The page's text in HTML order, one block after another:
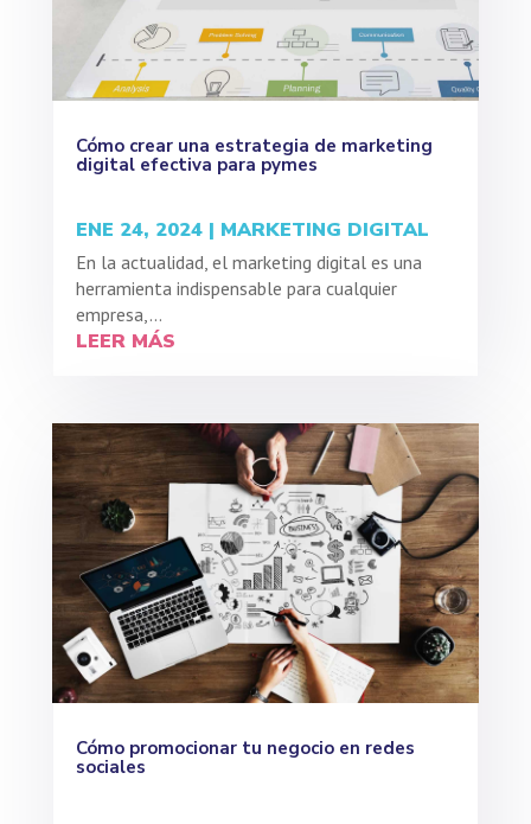
Cómo crear una estrategia de marketing
digital efectiva para pymes
ENE 24, 2024| MARKETING DIGITAL
En la actualidad, el marketing digital es una
herramienta indispensable para cualquier
empresa,...
LEER MÁS
Cómo promocionar tu negocio en redes
sociales